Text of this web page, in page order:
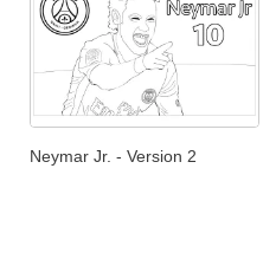
Neymar Jr. - Version 2